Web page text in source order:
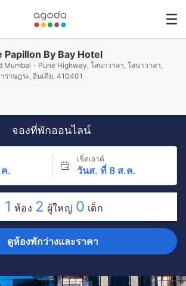
Papillon By Bay Hotel
Mumbai - Pune Highway, โลนาวาลา, โลนาวาลา,
ราษฎระ, อินเดีย, 410401
จองที่พักออนไลน์
.
เช็คเอาต์
วันส. ที่ 8 ส.ค.
1 ห้อง 2 ผู้ใหญ่ 0 เด็ก
ดูห้องพักว่างและราคา